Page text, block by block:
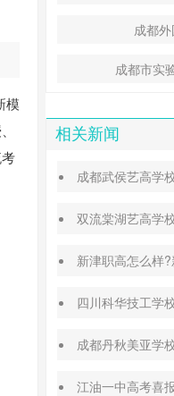
模
成都
成都市实
相关新闻
成都武侯艺高学校官
双流棠湖艺高学校学
新津职高怎么样
四川科华技工学
成都丹秋美亚学校怎么样
江油一中高考喜